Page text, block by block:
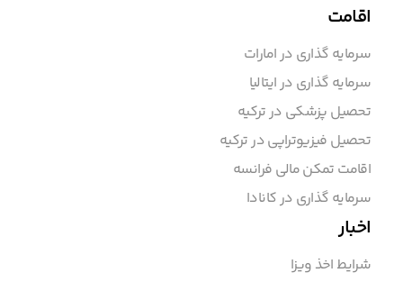
اقامت
سرمایه گذاری در امارات
سرمایه گذاری در ایتالیا
تحصیل پزشکی در ترکیه
تحصیل فیزیوتراپی در ترکیه
اقامت تمکن مالی فرانسه
سرمایه گذاری در کانادا
اخبار
شرایط اخذ ویزا